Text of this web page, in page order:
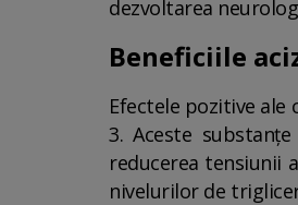
dezvoltarea
Beneficiile
Efectele pozitive ale
3. Aceste
reducerea tensiunii
nivelurilor de